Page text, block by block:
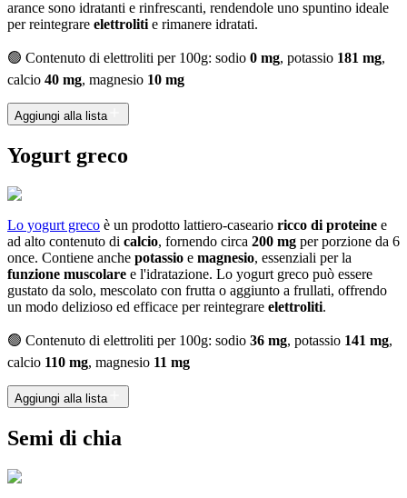
arance sono idratanti e rinfrescanti, rendendole uno spuntino ideale
per reintegrare elettroliti e rimanere idratati.
🟢 Contenuto di elettroliti per 100g: sodio 0 mg, potassio 181 mg,
calcio 40 mg, magnesio 10 mg
Aggiungi alla lista
Yogurt greco
Lo yogurt greco è un prodotto lattiero-caseario ricco di proteine e
ad alto contenuto di calcio, fornendo circa 200 mg per porzione da 6
once. Contiene anche potassio e magnesio, essenziali per la
funzione muscolare e l'idratazione. Lo yogurt greco può essere
gustato da solo, mescolato con frutta o aggiunto a frullati, offrendo
un modo delizioso ed efficace per reintegrare elettroliti.
🟢 Contenuto di elettroliti per 100g: sodio 36 mg, potassio 141 mg,
calcio 110 mg, magnesio 11 mg
Aggiungi alla lista
Semi di chia